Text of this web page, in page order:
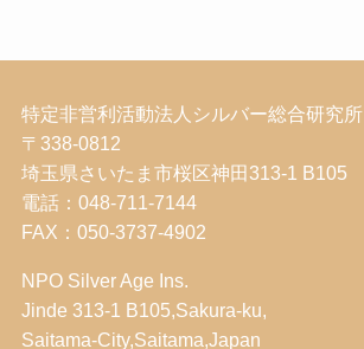
特定非営利活動法人シルバー総合研究所
〒338-0812
埼玉県さいたま市桜区神田313-1 B105
電話：048-711-7144
FAX：050-3737-4902
NPO Silver Age Ins.
Jinde 313-1 B105,Sakura-ku,
Saitama-City,Saitama,Japan